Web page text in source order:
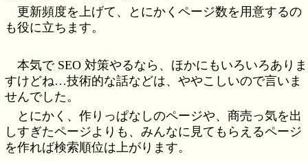
更新頻度を上げて、とにかくページ数を用意するの
も役に立ちます。
本気で SEO 対策やるなら、ほかにもいろいろありま
すけどね…技術的な話などは、ややこしいので言いま
せんでした。
とにかく、作りっぱなしのページや、商売っ気を出
しすぎたページよりも、みんなに見てもらえるページ
を作れば検索順位は上がります。